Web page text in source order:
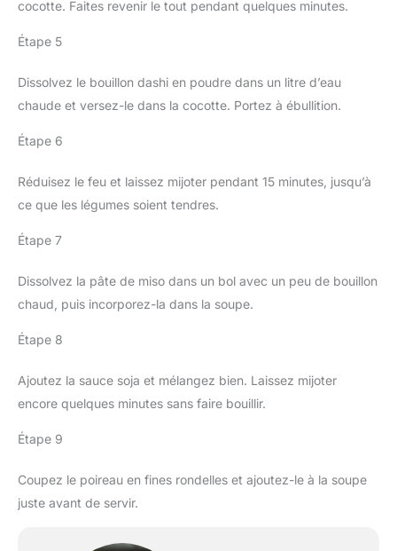
cocotte. Faites revenir le tout pendant quelques minutes.
Étape 5
Dissolvez le bouillon dashi en poudre dans un litre d’eau
chaude et versez-le dans la cocotte. Portez à ébullition.
Étape 6
Réduisez le feu et laissez mijoter pendant 15 minutes, jusqu’à
ce que les légumes soient tendres.
Étape 7
Dissolvez la pâte de miso dans un bol avec un peu de bouillon
chaud, puis incorporez-la dans la soupe.
Étape 8
Ajoutez la sauce soja et mélangez bien. Laissez mijoter
encore quelques minutes sans faire bouillir.
Étape 9
Coupez le poireau en fines rondelles et ajoutez-le à la soupe
juste avant de servir.